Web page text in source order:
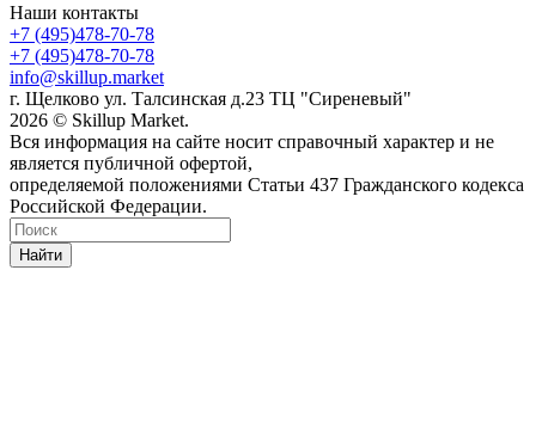
Наши контакты
+7 (495)478-70-78
+7 (495)478-70-78
info@skillup.market
г. Щелково ул. Талсинская д.23 ТЦ "Сиреневый"
2026 © Skillup Market.
Вся информация на сайте носит справочный характер и не
является публичной офертой,
определяемой положениями Статьи 437 Гражданского кодекса
Российской Федерации.
Найти